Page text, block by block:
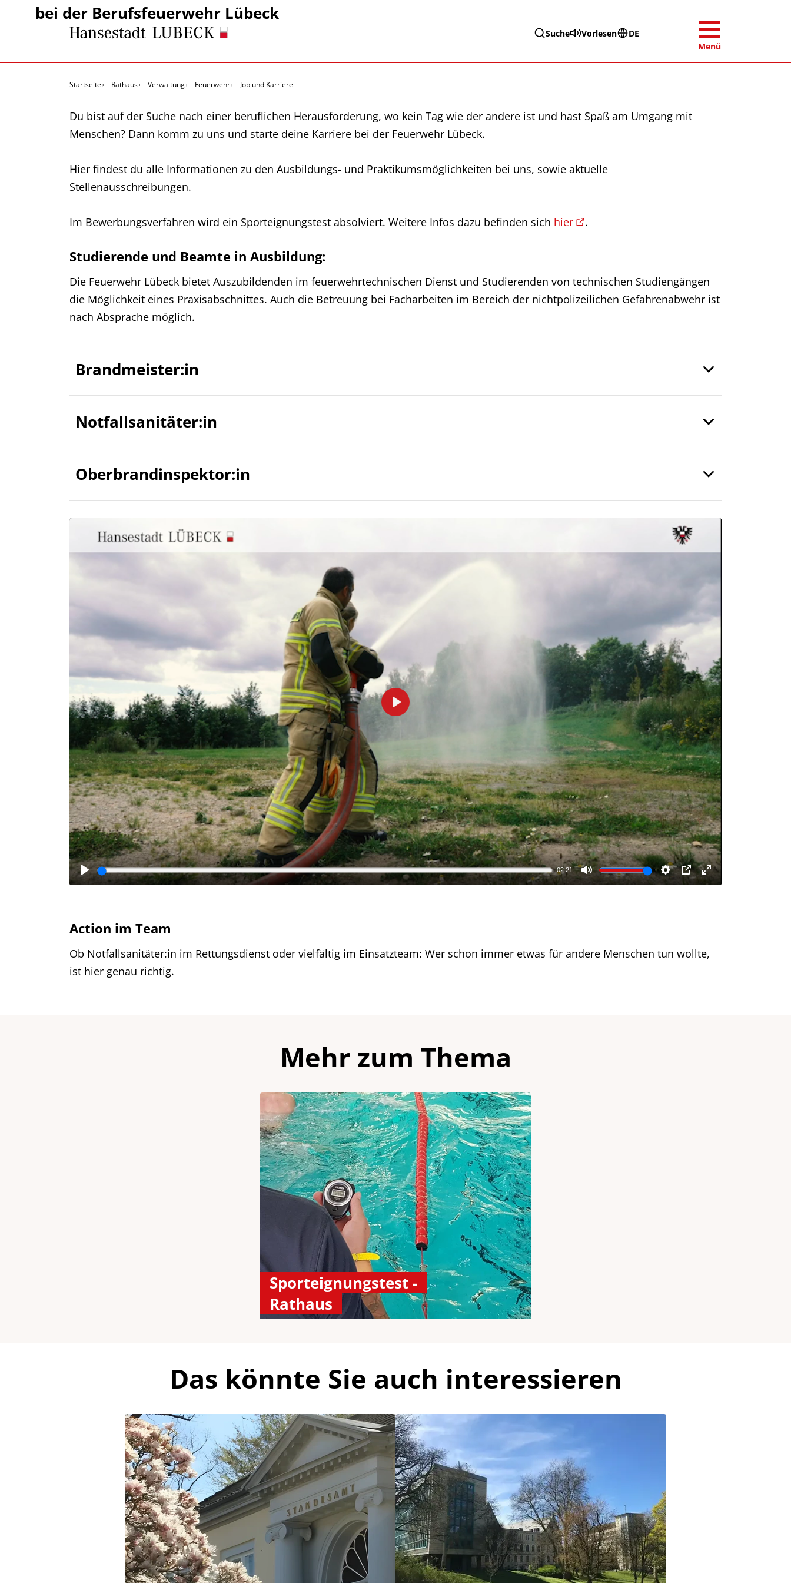
Suche Vorlesen
DE
Menü
bei der Berufsfeuerwehr Lübeck
Startseite Rathaus Verwaltung Feuerwehr Job und Karriere
Du bist auf der Suche nach einer beruflichen Herausforderung, wo kein Tag wie der andere ist und hast Spaß am Umgang mit
Menschen? Dann komm zu uns und starte deine Karriere bei der Feuerwehr Lübeck.
Hier findest du alle Informationen zu den Ausbildungs- und Praktikumsmöglichkeiten bei uns, sowie aktuelle
Stellenausschreibungen.
Im Bewerbungsverfahren wird ein Sporteignungstest absolviert. Weitere Infos dazu befinden sich hier .
Studierende und Beamte in Ausbildung:
Die Feuerwehr Lübeck bietet Auszubildenden im feuerwehrtechnischen Dienst und Studierenden von technischen Studiengängen
die Möglichkeit eines Praxisabschnittes. Auch die Betreuung bei Facharbeiten im Bereich der nichtpolizeilichen Gefahrenabwehr ist
nach Absprache möglich.
Brandmeister:in
Notfallsanitäter:in
Oberbrandinspektor:in
Action im Team
Ob Notfallsanitäter:in im Rettungsdienst oder vielfältig im Einsatzteam: Wer schon immer etwas für andere Menschen tun wollte,
ist hier genau richtig.
Mehr zum Thema
Sporteignungstest -
Rathaus
Das könnte Sie auch interessieren